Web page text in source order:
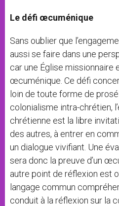
Le défi œcuménique
Sans oublier que
aussi se faire dans une
car une Église missionnaire
œcuménique. Ce défi
loin de toute forme de
colonialisme intra-chrétien,
chrétienne est la libre
des autres, à entrer en
un dialogue vivifiant. Une
sera donc la preuve d’un
autre point de réflexion est
langage commun
conduit à la réflexion sur la